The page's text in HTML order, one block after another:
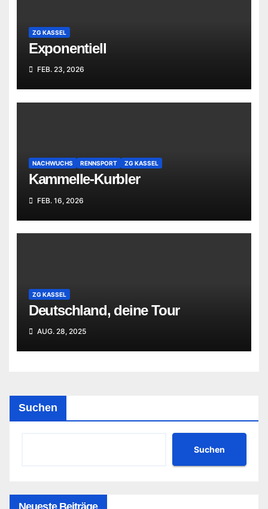
ZG KASSEL
Exponentiell
FEB. 23, 2026
NACHWUCHS RENNSPORT ZG KASSEL
Kammelle-Kurbler
FEB. 16, 2026
ZG KASSEL
Deutschland, deine Tour
AUG. 28, 2025
Suchen
Suchen